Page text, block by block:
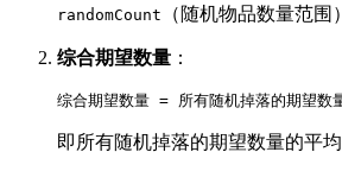
randomCount （随机物品数量范围
综合期望数量 ：
即所有随机掉落的期望数量的平均